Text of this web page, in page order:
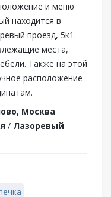
и меню
находится в
проезд, 5к1.
места,
Также на этой
расположение
Москва
/ Лазоревый